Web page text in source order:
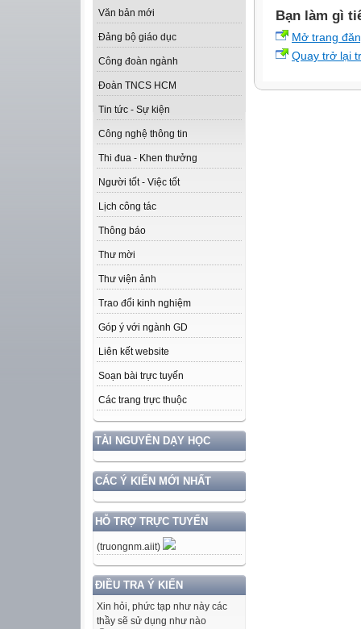
Văn bản mới
Đảng bộ giáo dục
Công đoàn ngành
Đoàn TNCS HCM
Tin tức - Sự kiện
Công nghệ thông tin
Thi đua - Khen thưởng
Người tốt - Việc tốt
Lịch công tác
Thông báo
Thư mời
Thư viện ảnh
Trao đổi kinh nghiệm
Góp ý với ngành GD
Liên kết website
Soạn bài trực tuyến
Các trang trực thuộc
TÀI NGUYÊN DẠY HỌC
CÁC Ý KIẾN MỚI NHẤT
HỖ TRỢ TRỰC TUYẾN
(truongnm.aiit)
ĐIỀU TRA Ý KIẾN
Xin hỏi, phức tạp như này các
thầy sẽ sử dụng như nào
Bạn làm gì
Mở trang
Quay trở lại